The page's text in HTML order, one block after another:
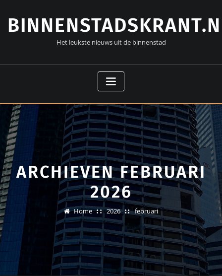
inhoud
Het leukste nieuws uit de binnenstad
ARCHIEVEN FEBRUARI
2026
Home 2026 februari